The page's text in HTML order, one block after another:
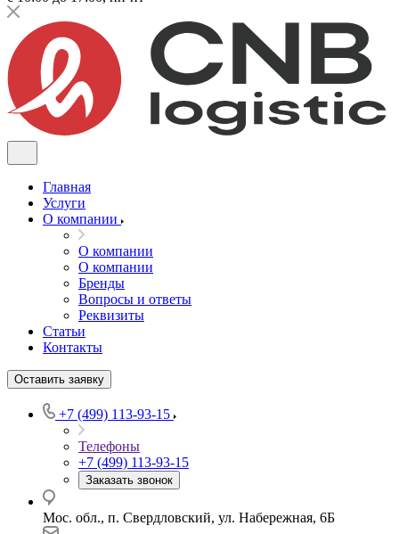
Главная
Услуги
О компании
О компании
О компании
Бренды
Вопросы и ответы
Реквизиты
Статьи
Контакты
Оставить заявку
+7 (499) 113-93-15
Телефоны
+7 (499) 113-93-15
Заказать звонок
Мос. обл., п. Свердловский, ул. Набережная, 6Б